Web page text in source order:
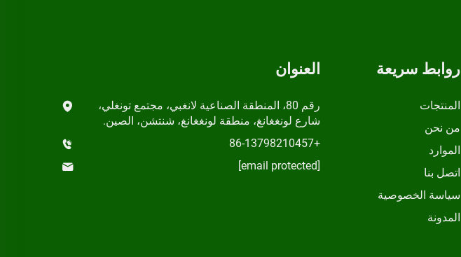
روابط سريعة
المنتجات
من نحن
الموارد
اتصل بنا
سياسة الخصوصية
المدونة
العنوان
رقم 80، المنطقة الصناعية لانغبي، مجتمع تونغلي،
شارع لونغغانغ، منطقة لونغغانغ، شنتشن، الصين.
+86-13798210457
[email protected]